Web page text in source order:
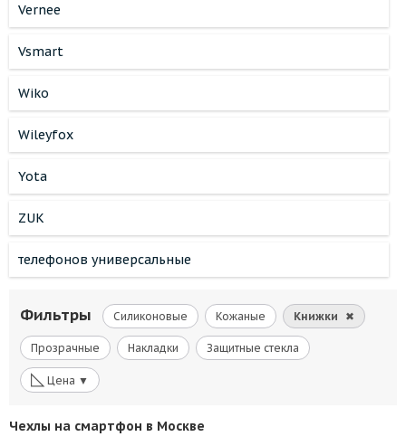
Vernee
Vsmart
Wiko
Wileyfox
Yota
ZUK
телефонов универсальные
Фильтры Силиконовые Кожаные Книжки ✖
Прозрачные Накладки Защитные стекла
◺ Цена ▼
Чехлы на смартфон в Москве